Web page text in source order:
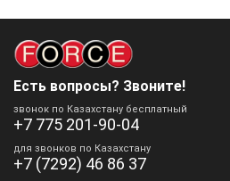
Есть вопросы? Звоните!
звонок по Казахстану бесплатный
+7 775 201-90-04
для звонков по Казахстану
+7 (7292) 46 86 37